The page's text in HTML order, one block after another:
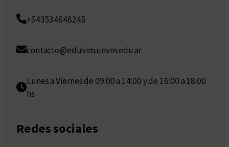
+543534648245
contacto@eduvim.unvm.edu.ar
Lunes a Viernes de 09:00 a 14:00 y de 16:00 a 18:00
hs
Redes sociales